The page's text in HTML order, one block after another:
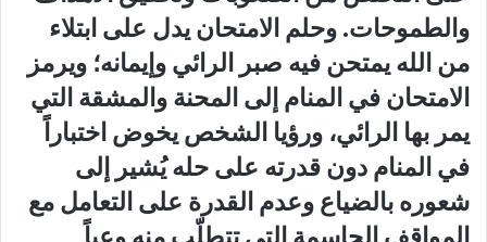
والطموحات. وحلم الامتحان يدل على ابتلاء
من الله يمتحن فيه صبر الرائي وإيمانه؛ ويرمز
الامتحان في المنام إلى المحنة والمشقة التي
يمر بها الرائي، ورؤيا الشخص يخوض اختباراً
في المنام دون قدرته على حله يُشير إلى
شعوره بالضياع وعدم القدرة على التعامل مع